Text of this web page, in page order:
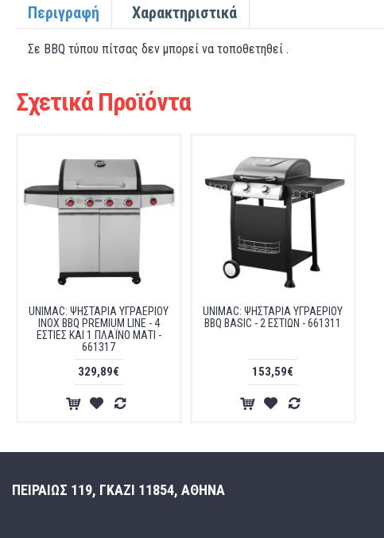
Περιγραφή Χαρακτηριστικά
Σε ΒΒQ τύπου πίτσας δεν μπορεί να τοποθετηθεί .
Σχετικά Προϊόντα
UNIMAC: ΨΗΣΤΑΡΙΑ ΥΓΡΑΕΡΙΟΥ
INOX BBQ PREMIUM LINE - 4
ΕΣΤΙΕΣ ΚΑΙ 1 ΠΛΑΪΝΟ ΜΑΤΙ -
661317
329,89€
UNIMAC: ΨΗΣΤΑΡΙΑ ΥΓΡΑΕΡΙΟΥ
BBQ BASIC - 2 ΕΣΤΙΩΝ - 661311
153,59€
ΠΕΙΡΑΙΩΣ 119, ΓΚΑΖΙ 11854, ΑΘΗΝΑ